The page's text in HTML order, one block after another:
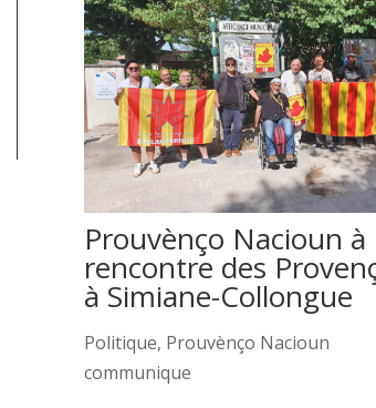
Prouvènço Nacioun à
rencontre des
à Simiane-Collongue
Politique, Prouvènço Nacioun
communique